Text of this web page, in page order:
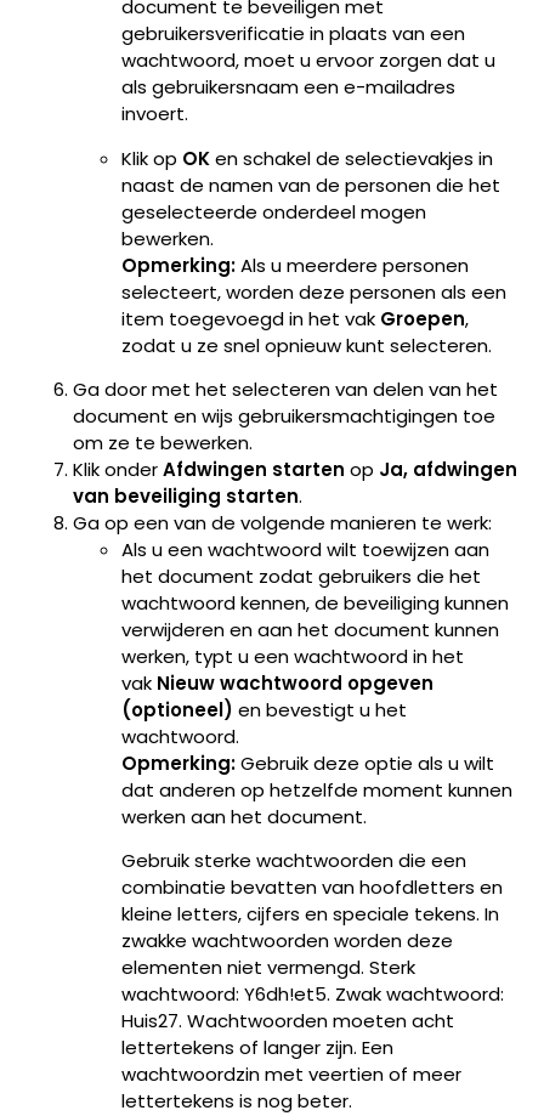
document te beveiligen met
gebruikersverificatie in plaats van een
wachtwoord, moet u ervoor zorgen dat u
als gebruikersnaam een e-mailadres
invoert.
Klik op OKen schakel de selectievakjes in
naast de namen van de personen die het
geselecteerde onderdeel mogen
bewerken.
Opmerking:Als u meerdere personen
selecteert, worden deze personen als een
item toegevoegd in het vak Groepen,
zodat u ze snel opnieuw kunt selecteren.
Ga door met het selecteren van delen van het
document en wijs gebruikersmachtigingen toe
om ze te bewerken.
Klik onderAfdwingen starten op Ja, afdwingen
van beveiliging starten.
Ga op een van de volgende manieren te werk:
Als u een wachtwoord wilt toewijzen aan
het document zodat gebruikers die het
wachtwoord kennen, de beveiliging kunnen
verwijderen en aan het document kunnen
werken, typt u een wachtwoord in het
vak Nieuw wachtwoord opgeven
(optioneel) en bevestigt u het
wachtwoord.
Opmerking:Gebruik deze optie als u wilt
dat anderen op hetzelfde moment kunnen
werken aan het document.
Gebruik sterke wachtwoorden die een
combinatie bevatten van hoofdletters en
kleine letters, cijfers en speciale tekens. In
zwakke wachtwoorden worden deze
elementen niet vermengd. Sterk
wachtwoord: Y6dh!et5. Zwak wachtwoord:
Huis27. Wachtwoorden moeten acht
lettertekens of langer zijn. Een
wachtwoordzin met veertien of meer
lettertekens is nog beter.